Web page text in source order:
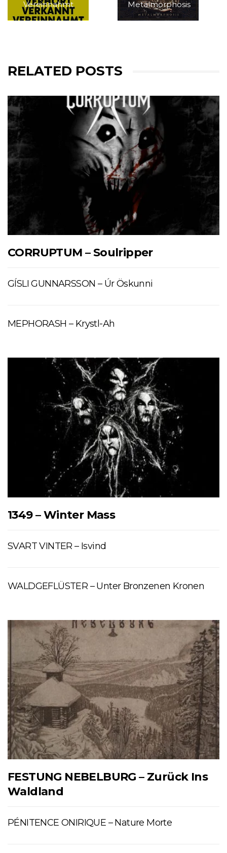
Vereinnahmt Metalmorphosis
RELATED POSTS
CORRUPTUM – Soulripper
GÍSLI GUNNARSSON – Úr Öskunni
MEPHORASH – Krystl-Ah
1349 – Winter Mass
SVART VINTER – Isvind
WALDGEFLÜSTER – Unter Bronzenen Kronen
FESTUNG NEBELBURG – Zurück Ins
Waldland
PÉNITENCE ONIRIQUE – Nature Morte